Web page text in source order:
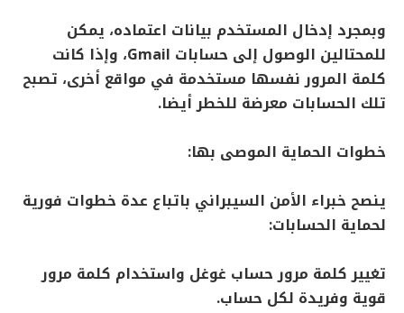
وبمجرد إدخال المستخدم بيانات اعتماده، يمكن
للمحتالين الوصول إلى حسابات Gmail، وإذا كانت
كلمة المرور نفسها مستخدمة في مواقع أخرى، تصبح
تلك الحسابات معرضة للخطر أيضا.
خطوات الحماية الموصى بها:
ينصح خبراء الأمن السيبراني باتباع عدة خطوات فورية
لحماية الحسابات:
تغيير كلمة مرور حساب غوغل واستخدام كلمة مرور
قوية وفريدة لكل حساب.